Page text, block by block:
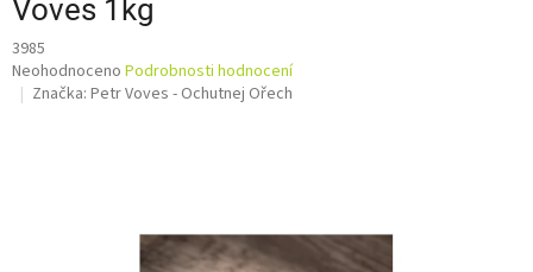
Voves 1kg
3985
Průměrné
hodnocení
Neohodnoceno Podrobnosti hodnocení
Značka: Petr Voves - Ochutnej Ořech